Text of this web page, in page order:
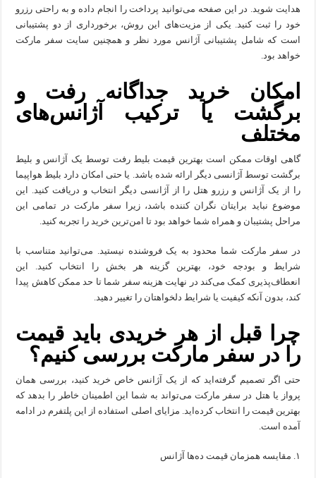
هدایت شوید. در این صفحه می‌توانید پرداخت را انجام داده و به راحتی رزرو
خود را ثبت کنید. یکی از مزیت‌های این روش، برخورداری از دو پشتیبانی
است که شامل پشتیبانی آژانس مورد نظر و همچنین سایت سفر مارکت
خواهد بود.
امکان خرید جداگانه رفت و
برگشت یا ترکیب آژانس‌های
مختلف
گاهی اوقات ممکن است بهترین قیمت بلیط رفت توسط یک آژانس و بلیط
برگشت توسط آژانسی دیگر ارائه شده باشد. یا حتی امکان دارد بلیط هواپیما
را از یک آژانس و رزرو هتل را از آژانسی دیگر انتخاب و دریافت کنید. این
موضوع نباید برایتان نگران کننده باشد، زیرا سفر مارکت در تمامی این
مراحل پشتیبان و همراه شما خواهد بود تا امن‌ترین خرید را تجربه کنید.
در سفر مارکت شما محدود به یک فروشنده نیستید. می‌توانید متناسب با
شرایط و بودجه خود، بهترین گزینه هر بخش را انتخاب کنید. این
انعطاف‌پذیری کمک می‌کند در نهایت هزینه سفر شما تا حد ممکن کاهش پیدا
کند، بدون آنکه کیفیت یا شرایط دلخواهتان را تغییر دهید.
چرا قبل از هر خریدی باید قیمت
را در سفر مارکت بررسی کنیم؟
حتی اگر تصمیم گرفته‌اید که از یک آژانس خاص خرید کنید، بررسی همان
پرواز یا هتل در سفر مارکت می‌تواند به شما این اطمینان خاطر را بدهد که
بهترین قیمت را انتخاب کرده‌اید. مزایای اصلی استفاده از این پلتفرم در ادامه
آمده است.
۱. مقایسه همزمان قیمت ده‌ها آژانس